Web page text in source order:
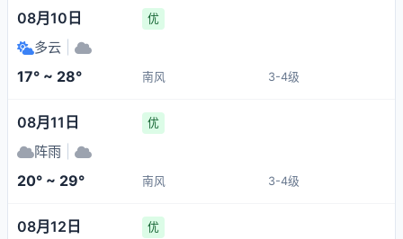
08月10日 优
多云
17° ~ 28° 南风 3-4级
08月11日 优
阵雨
20° ~ 29° 南风 3-4级
08月12日 优